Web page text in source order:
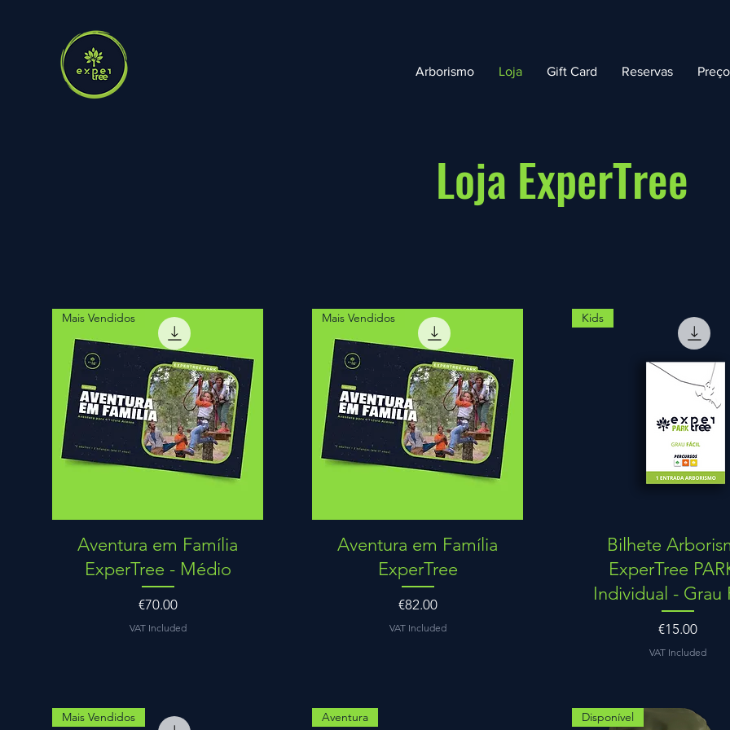
Arborismo Loja Gift Card Reservas
Loja ExperTree
Quick View
Mais Vendidos
Aventura em Família
ExperTree - Médio
Price
€70.00
VAT Included
Quick View
Mais Vendidos
Aventura em Família
ExperTree
Price
€82.00
VAT Included
Quick View
Kids
Bilhete
ExperTree
Individual - Grau
Price
€15.00
VAT Included
Mais Vendidos Aventura Disponível